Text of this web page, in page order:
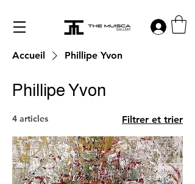
Log in
Accueil Phillipe Yvon
Phillipe Yvon
4 articles Filtrer et trier